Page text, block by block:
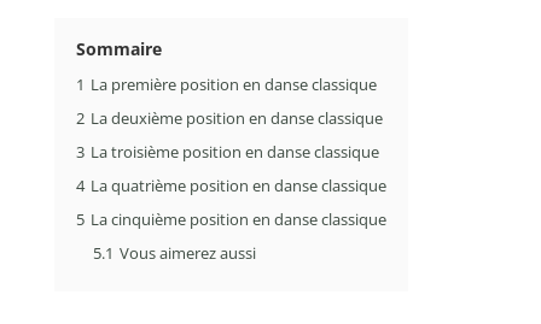
Sommaire
1 La première position en danse classique
2 La deuxième position en danse classique
3 La troisième position en danse classique
4 La quatrième position en danse classique
5 La cinquième position en danse classique
5.1 Vous aimerez aussi